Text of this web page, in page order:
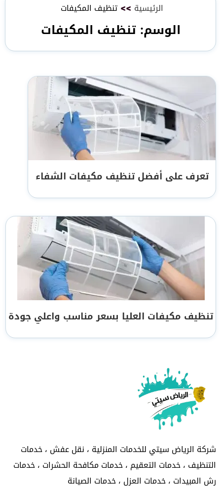
الرئيسية >> تنظيف المكيفات
الوسم:تنظيف المكيفات
تعرف على أفضل تنظيف مكيفات الشفاء
تنظيف مكيفات العليا بسعر مناسب واعلي جودة
شركة الرياض سيتي للخدمات المنزلية ، نقل عفش ، خدمات
التنظيف ، خدمات التعقيم ، خدمات مكافحة الحشرات ، خدمات
رش المبيدات ، خدمات العزل ، خدمات الصيانة